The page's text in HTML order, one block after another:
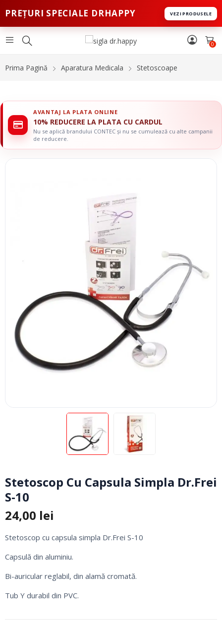
PREȚURI SPECIALE DRHAPPY VEZI PRODUSELE
0
Prima Pagină Aparatura Medicala Stetoscoape
AVANTAJ LA PLATA ONLINE
10% REDUCERE LA PLATA CU CARDUL
Nu se aplică brandului CONTEC și nu se cumulează cu alte campanii
de reducere.
Stetoscop Cu Capsula Simpla Dr.Frei
S-10
24,00 lei
Stetoscop cu capsula simpla Dr.Frei S-10
Capsulă din aluminiu.
Bi-auricular reglabil, din alamă cromată.
Tub Y durabil din PVC.